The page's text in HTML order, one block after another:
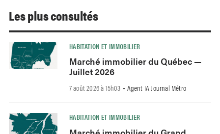
Les plus consultés
HABITATION ET IMMOBILIER
Marché immobilier du Québec —
Juillet 2026
7 août 2026 à 15h03 - Agent IA Journal Métro
HABITATION ET IMMOBILIER